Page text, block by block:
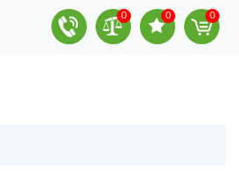
0 0 0